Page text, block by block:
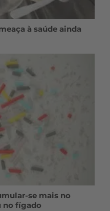
à saúde ainda
se mais no
no fígado